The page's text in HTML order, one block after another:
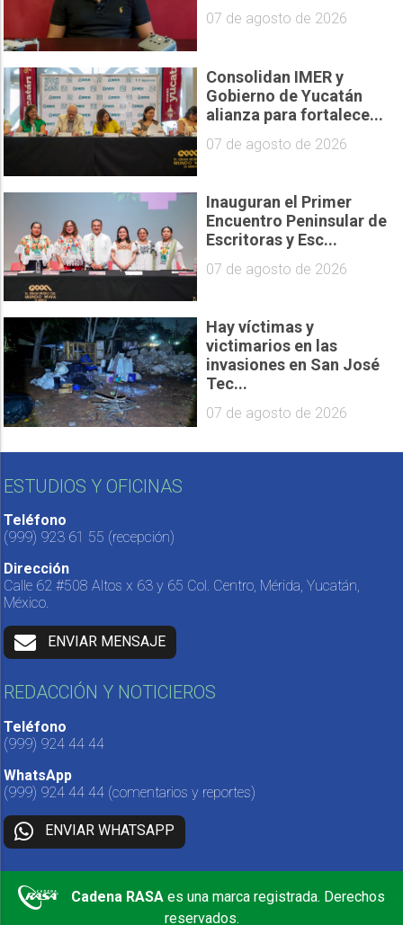
07 de agosto de 2026
Consolidan IMER y
Gobierno de Yucatán
alianza para fortalece...
07 de agosto de 2026
Inauguran el Primer
Encuentro Peninsular de
Escritoras y Esc...
07 de agosto de 2026
Hay víctimas y
victimarios en las
invasiones en San José
Tec...
07 de agosto de 2026
ESTUDIOS Y OFICINAS
Teléfono
(999) 923 61 55 (recepción)
Dirección
Calle 62 #508 Altos x 63 y 65 Col. Centro, Mérida, Yucatán,
México.
ENVIAR MENSAJE
REDACCIÓN Y NOTICIEROS
Teléfono
(999) 924 44 44
WhatsApp
(999) 924 44 44 (comentarios y reportes)
ENVIAR WHATSAPP
Cadena RASA es una marca registrada. Derechos
reservados.